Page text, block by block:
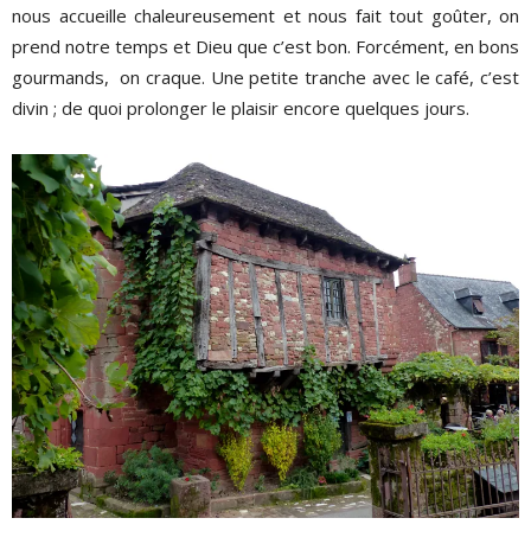
nous accueille chaleureusement et nous fait tout goûter, on
prend notre temps et Dieu que c’est bon. Forcément, en bons
gourmands, on craque. Une petite tranche avec le café, c’est
divin ; de quoi prolonger le plaisir encore quelques jours.